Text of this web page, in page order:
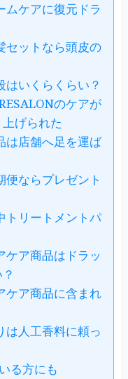
ムケアに復元ドラ
セットなら頭皮の
はいくらくらい？
のケアが
げられた
は店舗へ足を運ば
便ならプレゼント
トリートメントパ
ケア商品はドラッ
ケア商品に含まれ
は人工香料に頼っ
る方にも